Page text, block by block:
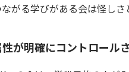
がる学びがある会は怪しさ
が明確にコントロール